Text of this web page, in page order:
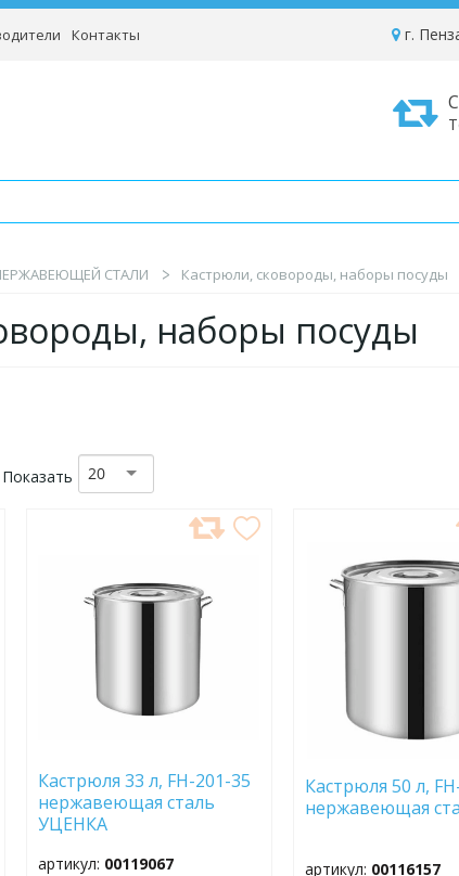
Контакты г.
СТАЛИ Кастрюли, сковороды, наборы посуды
наборы посуды
Показать 20
Кастрюля 33 л, FH-201-35
нержавеющая сталь
УЦЕНКА
артикул: 00119067
ИЗБРАННОЕ
Кастрюля 50 л,
нержавеющая
артикул: 00116157